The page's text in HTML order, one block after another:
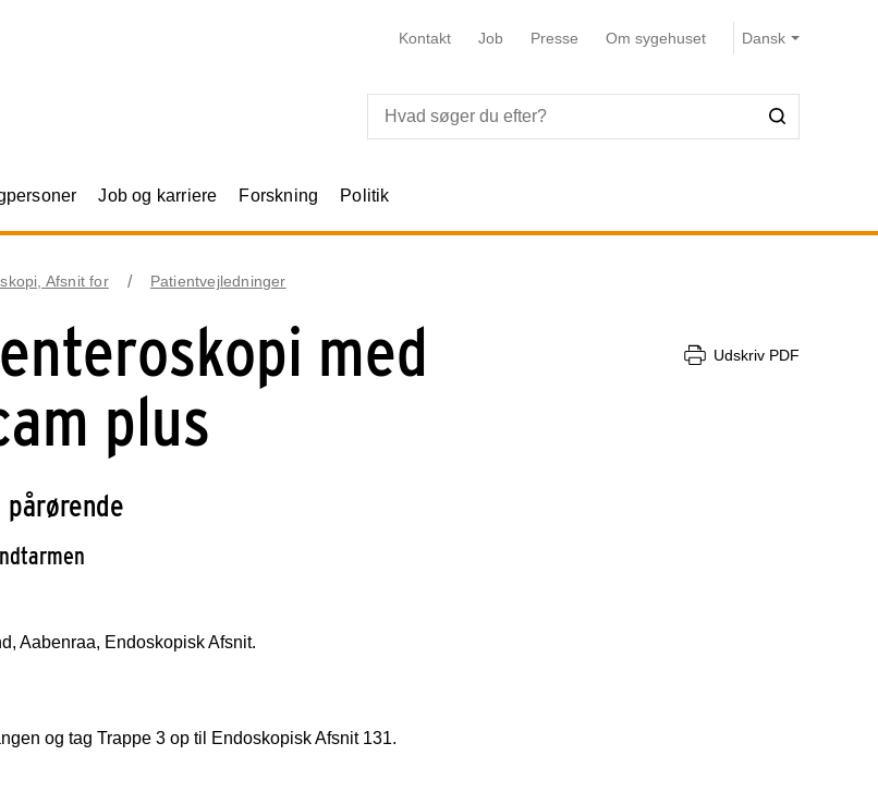
Kontakt Job Presse Om sygehuset
Job og karriere Forskning Politik
Afsnit for Patientvejledninger
med
plus
Udskriv PDF
Aabenraa, Endoskopisk Afsnit.
og tag Trappe 3 op til Endoskopisk Afsnit 131.